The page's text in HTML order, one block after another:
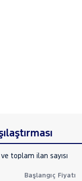
toplam ilan sayısı
Başlangıç Fiyatı